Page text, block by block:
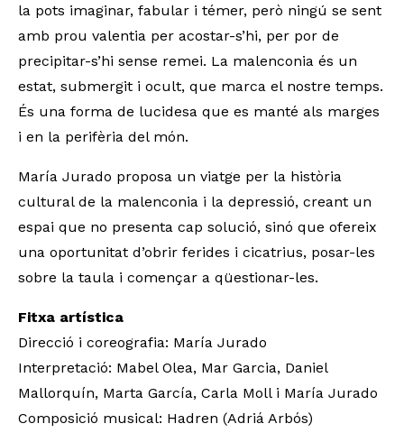
la pots imaginar, fabular i témer, però ningú se sent
amb prou valentia per acostar-s’hi, per por de
precipitar-s’hi sense remei. La malenconia és un
estat, submergit i ocult, que marca el nostre temps.
És una forma de lucidesa que es manté als marges
i en la perifèria del món.
María Jurado proposa un viatge per la història
cultural de la malenconia i la depressió, creant un
espai que no presenta cap solució, sinó que ofereix
una oportunitat d’obrir ferides i cicatrius, posar-les
sobre la taula i començar a qüestionar-les.
Fitxa artística
Direcció i coreografia: María Jurado
Interpretació: Mabel Olea, Mar Garcia, Daniel
Mallorquín, Marta García, Carla Moll i María Jurado
Composició musical: Hadren (Adriá Arbós)